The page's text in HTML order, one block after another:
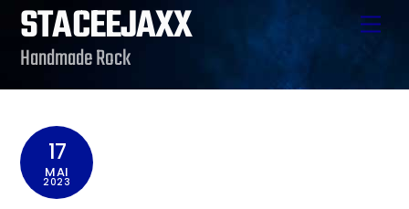
Skip
content
STACEEJAXX
Handmade Rock
17
MAI
2023